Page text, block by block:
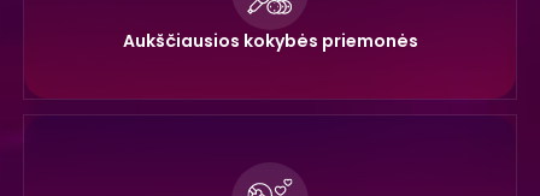
Aukščiausios kokybės priemonės